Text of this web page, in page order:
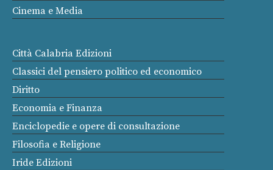
Cinema e Media
Città Calabria Edizioni
Classici del pensiero politico ed economico
Diritto
Economia e Finanza
Enciclopedie e opere di consultazione
Filosofia e Religione
Iride Edizioni